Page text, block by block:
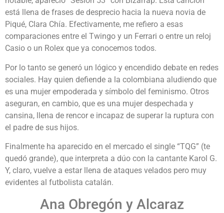
está llena de frases de desprecio hacia la nueva novia de
Piqué, Clara Chía. Efectivamente, me refiero a esas
comparaciones entre el Twingo y un Ferrari o entre un reloj
Casio o un Rolex que ya conocemos todos.
Por lo tanto se generó un lógico y encendido debate en redes
sociales. Hay quien defiende a la colombiana aludiendo que
es una mujer empoderada y símbolo del feminismo. Otros
aseguran, en cambio, que es una mujer despechada y
cansina, llena de rencor e incapaz de superar la ruptura con
el padre de sus hijos.
Finalmente ha aparecido en el mercado el single “TQG” (te
quedó grande), que interpreta a dúo con la cantante Karol G.
Y, claro, vuelve a estar llena de ataques velados pero muy
evidentes al futbolista catalán.
Ana Obregón y Alcaraz